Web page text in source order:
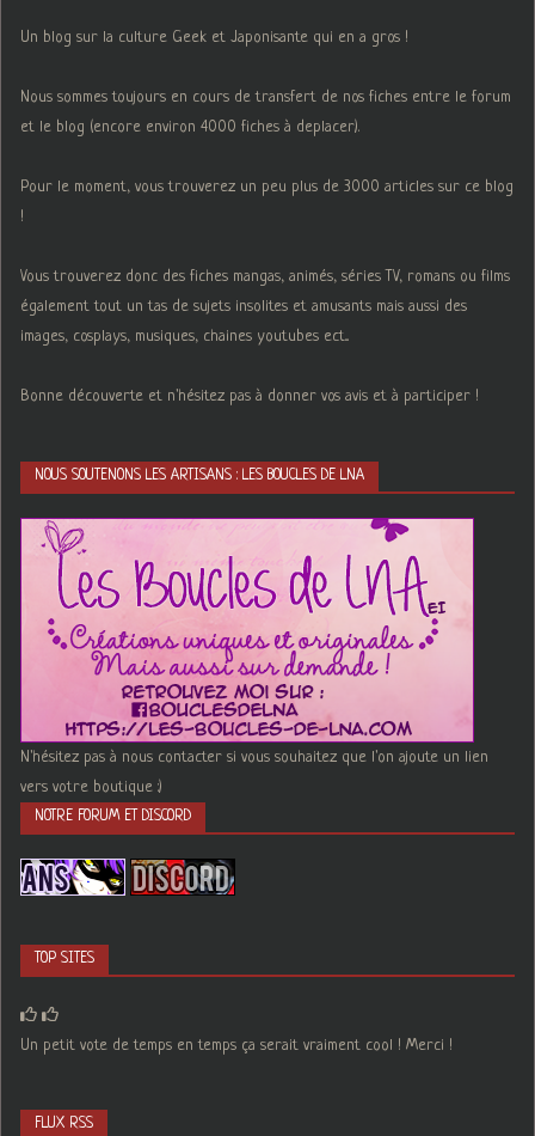
Un blog sur la culture Geek et Japonisante qui en a gros !
Nous sommes toujours en cours de transfert de nos fiches entre le forum
et le blog (encore environ 4000 fiches à deplacer).
Pour le moment, vous trouverez un peu plus de 3000 articles sur ce blog
!
Vous trouverez donc des fiches mangas, animés, séries TV, romans ou films
également tout un tas de sujets insolites et amusants mais aussi des
images, cosplays, musiques, chaines youtubes ect...
Bonne découverte et n'hésitez pas à donner vos avis et à participer !
NOUS SOUTENONS LES ARTISANS : LES BOUCLES DE LNA
N'hésitez pas à nous contacter si vous souhaitez que l'on ajoute un lien
vers votre boutique :)
NOTRE FORUM ET DISCORD
TOP SITES
Un petit vote de temps en temps ça serait vraiment cool ! Merci !
FLUX RSS